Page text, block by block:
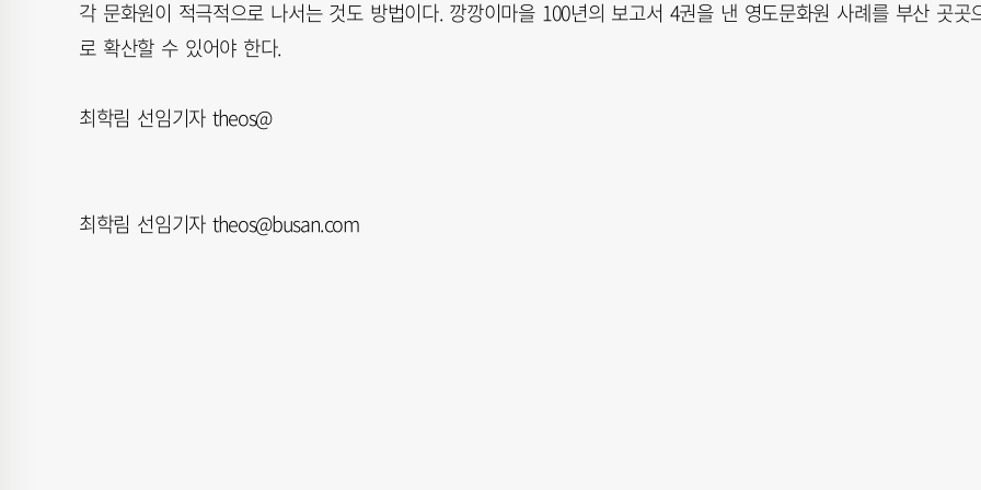
각 문화원이 적극적으로 나서는 것도 방법이다. 깡깡이마을 100년의 보고서 4권을 낸 영도문화원 사례를 부산 곳곳
로 확산할 수 있어야 한다.
최학림 선임기자 theos@
최학림 선임기자 theos@busan.com